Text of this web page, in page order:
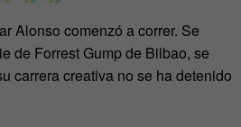
Alonso comenzó a correr. Se
de Forrest Gump de Bilbao, se
carrera creativa no se ha detenido